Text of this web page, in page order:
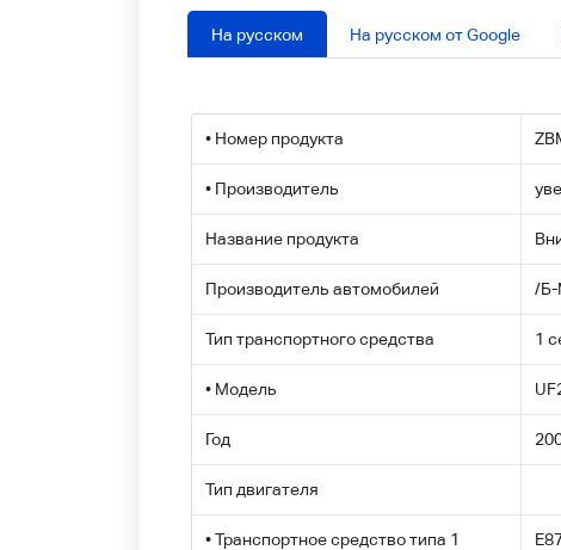
На русском На русском от Google
• Номер продукта
• Производитель
Название продукта
Производитель автомобилей /Б-
Тип транспортного средства 1
• Модель
Год
Тип двигателя
• Транспортное средство типа 1